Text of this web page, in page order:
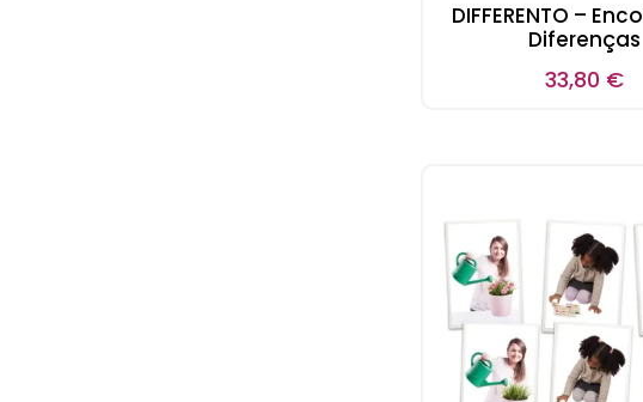
DIFFERENTO –
Diferenças
33,80 €